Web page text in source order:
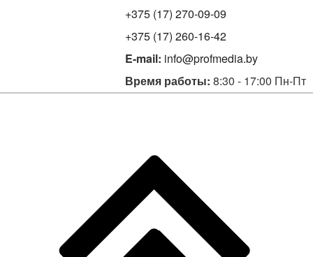
+375 (17) 270-09-09
+375 (17) 260-16-42
E-mail: info@profmedia.by
Время работы: 8:30 - 17:00 Пн-Пт